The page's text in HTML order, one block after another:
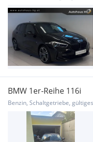
BMW 1er-Reihe 116i
Benzin, Schaltgetriebe,